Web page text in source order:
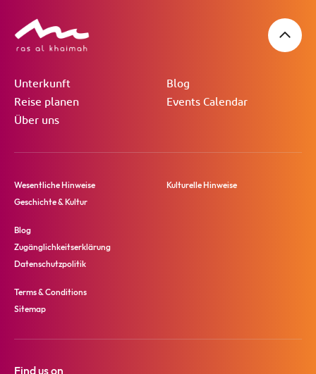
Unterkunft
Reise planen
Über uns
Blog
Events Calendar
Wesentliche Hinweise
Geschichte & Kultur
Kulturelle Hinweise
Blog
Zugänglichkeitserklärung
Datenschutzpolitik
Terms & Conditions
Sitemap
Find us on